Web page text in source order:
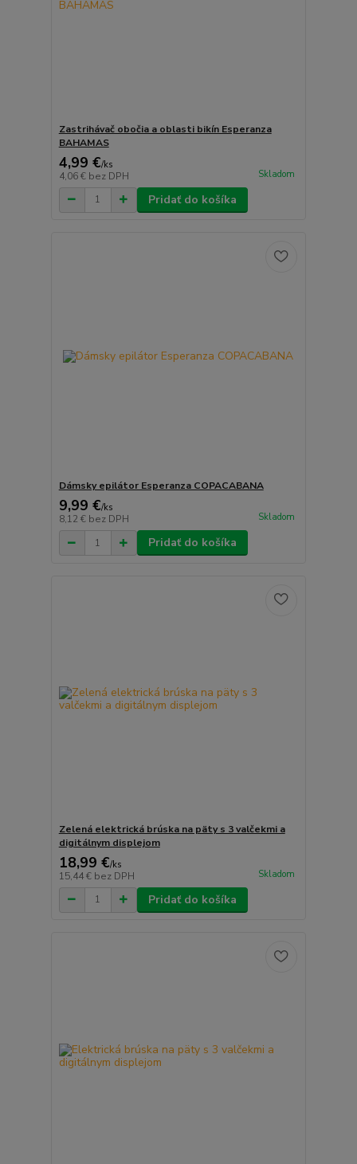
Zastrihávač obočia a oblasti bikín Esperanza
BAHAMAS
4,99 €/ks
4,06 € bez DPH Skladom
Pridať do košíka
Dámsky epilátor Esperanza COPACABANA
9,99 €/ks
8,12 € bez DPH Skladom
Pridať do košíka
Zelená elektrická brúska na päty s 3 valčekmi a
digitálnym displejom
18,99 €/ks
15,44 € bez DPH Skladom
Pridať do košíka